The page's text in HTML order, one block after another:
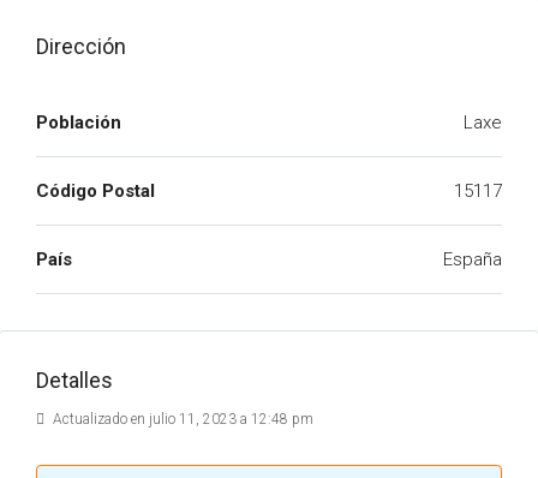
Dirección
Población Laxe
Código Postal 15117
País España
Detalles
Actualizado en julio 11, 2023 a 12:48 pm